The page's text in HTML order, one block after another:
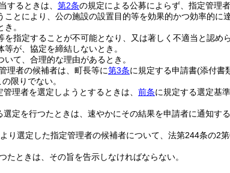
するときは、 第2条の規定による公募によらず、指定管理
とにより、公の施設の設置目的等を効果的かつ効率的に
。
指定することが不可能となり、又は著しく不適当と認め
が、協定を締結しないとき。
て、合理的な理由があるとき。
理者の候補者は、町長等に第3条に規定する申請書(添付書
限りでない。
理者を選定しようとするときは、 前条に規定する選定基
選定を行つたときは、速やかにその結果を申請者に通知する
り選定した指定管理者の候補者について、法第244条の2
たときは、その旨を告示しなければならない。